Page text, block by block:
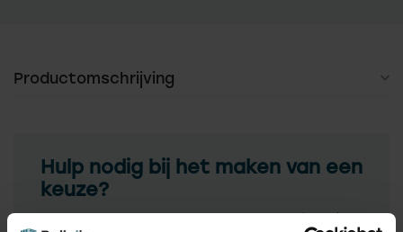
Productomschrijving
Hulp nodig bij het maken van een
keuze?
Neem contact op met een van onze medewerkers